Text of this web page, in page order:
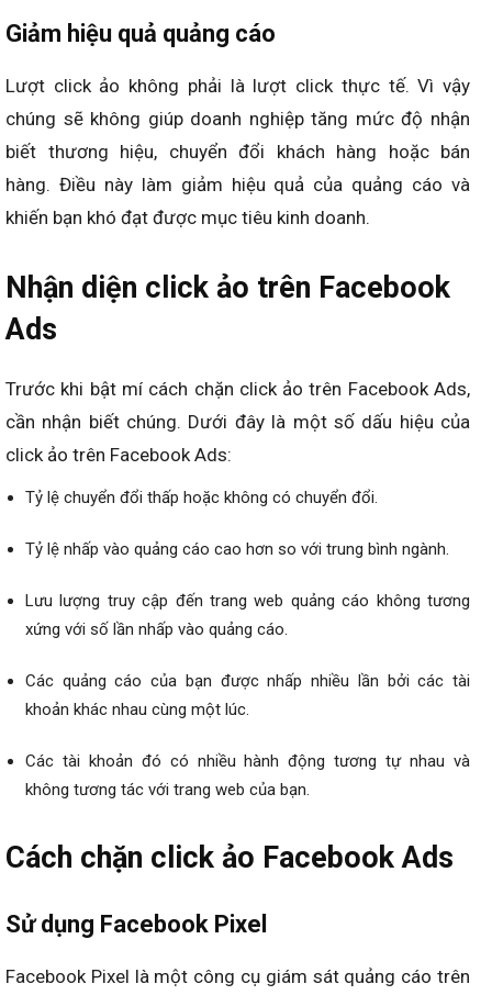
Giảm hiệu quả quảng cáo
Lượt click ảo không phải là lượt click thực tế. Vì vậy
chúng sẽ không giúp doanh nghiệp tăng mức độ nhận
biết thương hiệu, chuyển đổi khách hàng hoặc bán
hàng. Điều này làm giảm hiệu quả của quảng cáo và
khiến bạn khó đạt được mục tiêu kinh doanh.
Nhận diện click ảo trên Facebook
Ads
Trước khi bật mí cách chặn click ảo trên Facebook Ads,
cần nhận biết chúng. Dưới đây là một số dấu hiệu của
click ảo trên Facebook Ads:
Tỷ lệ chuyển đổi thấp hoặc không có chuyển đổi.
Tỷ lệ nhấp vào quảng cáo cao hơn so với trung bình ngành.
Lưu lượng truy cập đến trang web quảng cáo không tương
xứng với số lần nhấp vào quảng cáo.
Các quảng cáo của bạn được nhấp nhiều lần bởi các tài
khoản khác nhau cùng một lúc.
Các tài khoản đó có nhiều hành động tương tự nhau và
không tương tác với trang web của bạn.
Cách chặn click ảo Facebook Ads
Sử dụng Facebook Pixel
Facebook Pixel là một công cụ giám sát quảng cáo trên